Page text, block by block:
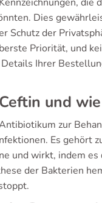
Dies
Schutz der
Priorität, und
Ihrer
und
zur
Es gehört
und wirkt, indem es
der Bakterien